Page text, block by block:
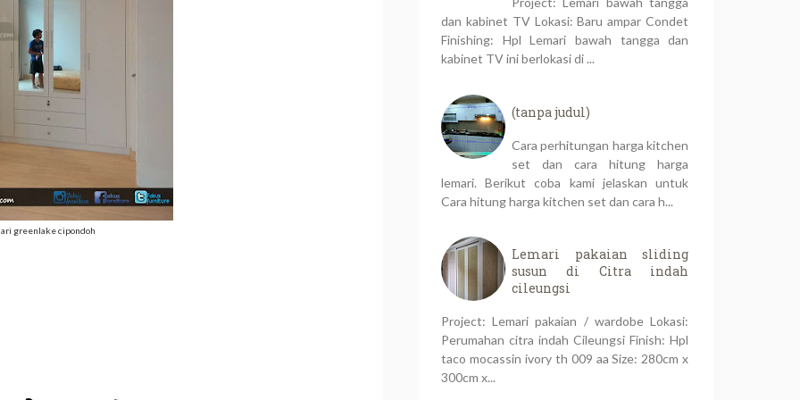
greenlake cipondoh
dan kabinet TV Lokasi: Baru ampar Condet
Finishing: Hpl Lemari bawah tangga dan
kabinet TV ini berlokasi di ...
(tanpa judul)
Cara perhitungan harga kitchen
set dan cara hitung harga
lemari. Berikut coba kami jelaskan untuk
Cara hitung harga kitchen set dan cara h...
Lemari pakaian sliding
susun di Citra indah
cileungsi
Project: Lemari pakaian / wardobe Lokasi:
Perumahan citra indah Cileungsi Finish: Hpl
taco mocassin ivory th 009 aa Size: 280cm x
300cm x...